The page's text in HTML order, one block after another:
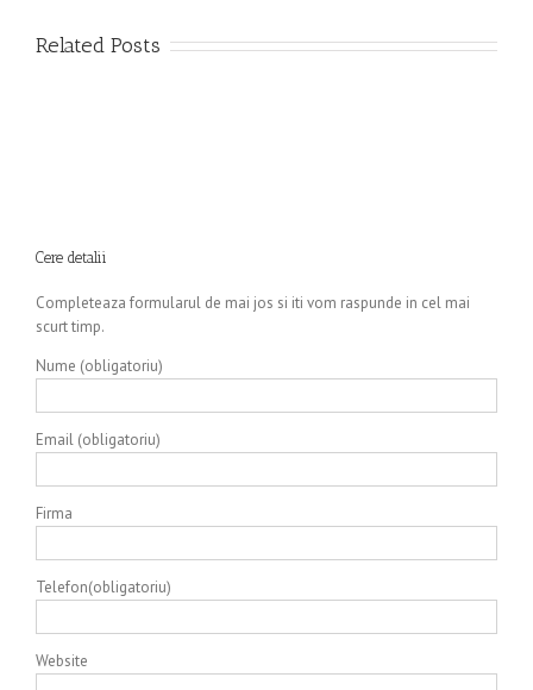
Related Posts
Cere detalii
Completeaza formularul de mai jos si iti vom raspunde in cel mai
scurt timp.
Nume (obligatoriu)
Email (obligatoriu)
Firma
Telefon(obligatoriu)
Website